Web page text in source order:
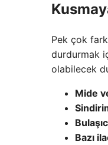
Pek çok
durdurmak
olabilecek
Mide
Bazı